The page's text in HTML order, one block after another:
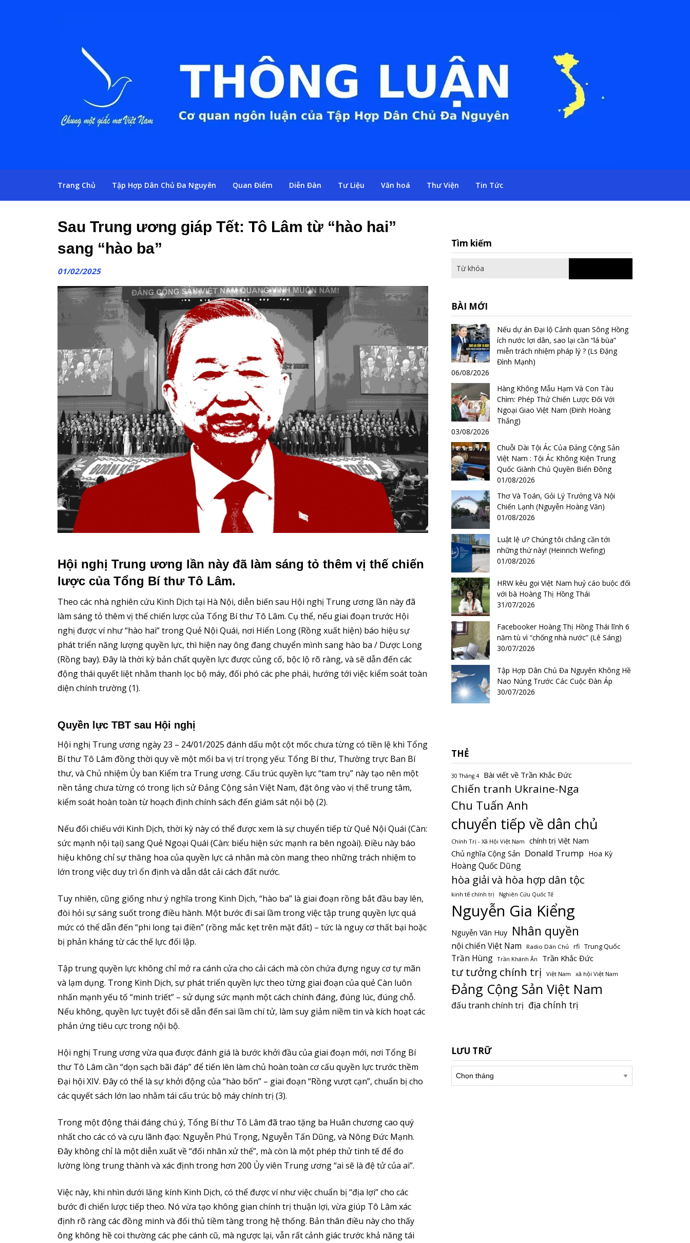
Trang Chủ Tập Hợp Dân Chủ Đa Nguyên Quan Điểm Diễn Đàn Tư Liệu Văn hoá Thư Viện Tin Tức
Sau Trung ương giáp Tết: Tô Lâm từ “hào hai”
sang “hào ba”
01/02/2025
Hội nghị Trung ương lần này đã làm sáng tỏ thêm vị thế chiến
lược của Tổng Bí thư Tô Lâm.
Theo các nhà nghiên cứu Kinh Dịch tại Hà Nội, diễn biến sau Hội nghị Trung ương lần này đã
làm sáng tỏ thêm vị thế chiến lược của Tổng Bí thư Tô Lâm. Cụ thể, nếu giai đoạn trước Hội
nghị được ví như “hào hai” trong Quẻ Nội Quái, nơi Hiển Long (Rồng xuất hiện) báo hiệu sự
phát triển năng lượng quyền lực, thì hiện nay ông đang chuyển mình sang hào ba / Dược Long
(Rồng bay). Đây là thời kỳ bản chất quyền lực được củng cố, bộc lộ rõ ràng, và sẽ dẫn đến các
động thái quyết liệt nhằm thanh lọc bộ máy, đối phó các phe phái, hướng tới việc kiểm soát toàn
diện chính trường (1).
Quyền lực TBT sau Hội nghị
Hội nghị Trung ương ngày 23 – 24/01/2025 đánh dấu một cột mốc chưa từng có tiền lệ khi Tổng
Bí thư Tô Lâm đồng thời quy về một mối ba vị trí trọng yếu: Tổng Bí thư, Thường trực Ban Bí
thư, và Chủ nhiệm Ủy ban Kiểm tra Trung ương. Cấu trúc quyền lực “tam trụ” này tạo nên một
nền tảng chưa từng có trong lịch sử Đảng Cộng sản Việt Nam, đặt ông vào vị thế trung tâm,
kiểm soát hoàn toàn từ hoạch định chính sách đến giám sát nội bộ (2).
Nếu đối chiếu với Kinh Dịch, thời kỳ này có thể được xem là sự chuyển tiếp từ Quẻ Nội Quái (Càn:
sức mạnh nội tại) sang Quẻ Ngoại Quái (Càn: biểu hiện sức mạnh ra bên ngoài). Điều này báo
hiệu không chỉ sự thăng hoa của quyền lực cá nhân mà còn mang theo những trách nhiệm to
lớn trong việc duy trì ổn định và dẫn dắt cải cách đất nước.
Tuy nhiên, cũng giống như ý nghĩa trong Kinh Dịch, “hào ba” là giai đoạn rồng bắt đầu bay lên,
đòi hỏi sự sáng suốt trong điều hành. Một bước đi sai lầm trong việc tập trung quyền lực quá
mức có thể dẫn đến “phi long tại điền” (rồng mắc kẹt trên mặt đất) – tức là nguy cơ thất bại hoặc
bị phản kháng từ các thế lực đối lập.
Tập trung quyền lực không chỉ mở ra cánh cửa cho cải cách mà còn chứa đựng nguy cơ tự mãn
và lạm dụng. Trong Kinh Dịch, sự phát triển quyền lực theo từng giai đoạn của quẻ Càn luôn
nhấn mạnh yếu tố “minh triết” – sử dụng sức mạnh một cách chính đáng, đúng lúc, đúng chỗ.
Nếu không, quyền lực tuyệt đối sẽ dẫn đến sai lầm chí tử, làm suy giảm niềm tin và kích hoạt các
phản ứng tiêu cực trong nội bộ.
Hội nghị Trung ương vừa qua được đánh giá là bước khởi đầu của giai đoạn mới, nơi Tổng Bí
thư Tô Lâm cần “dọn sạch bãi đáp” để tiến lên làm chủ hoàn toàn cơ cấu quyền lực trước thềm
Đại hội XIV. Đây có thể là sự khởi động của “hào bốn” – giai đoạn “Rồng vượt cạn”, chuẩn bị cho
các quyết sách lớn lao nhằm tái cấu trúc bộ máy chính trị (3).
Trong một động thái đáng chú ý, Tổng Bí thư Tô Lâm đã trao tặng ba Huân chương cao quý
nhất cho các có và cựu lãnh đạo: Nguyễn Phú Trọng, Nguyễn Tấn Dũng, và Nông Đức Mạnh.
Đây không chỉ là một diễn xuất về “đối nhân xử thế”, mà còn là một phép thử tinh tế để đo
lường lòng trung thành và xác định trong hơn 200 Ủy viên Trung ương “ai sẽ là đệ tử của ai”.
Việc này, khi nhìn dưới lăng kính Kinh Dịch, có thể được ví như việc chuẩn bị “địa lợi” cho các
bước đi chiến lược tiếp theo. Nó vừa tạo không gian chính trị thuận lợi, vừa giúp Tô Lâm xác
định rõ ràng các đồng minh và đối thủ tiềm tàng trong hệ thống. Bản thân điều này cho thấy
ông không hề coi thường các phe cánh cũ, mà ngược lại, vẫn rất cảnh giác trước khả năng tái
Tìm kiếm
for:
BÀI MỚI
Nếu dự án Đại lộ Cảnh quan Sông Hồng
ích nước lợi dân, sao lại cần “lá bùa”
miễn trách nhiệm pháp lý ? (Ls Đặng
Đình Mạnh)
06/08/2026
Hàng Không Mẫu Hạm Và Con Tàu
Chìm: Phép Thử Chiến Lược Đối Với
Ngoại Giao Việt Nam (Đinh Hoàng
Thắng)
03/08/2026
Chuỗi Dài Tội Ác Của Đảng Cộng Sản
Việt Nam : Tội Ác Không Kiện Trung
Quốc Giành Chủ Quyền Biển Đông
01/08/2026
Thơ Và Toán, Gỏi Lý Trưởng Và Nội
Chiến Lạnh (Nguyễn Hoàng Văn)
01/08/2026
Luật lệ ư? Chúng tôi chẳng cần tới
những thứ này! (Heinrich Wefing)
01/08/2026
HRW kêu gọi Việt Nam huỷ cáo buộc đối
với bà Hoàng Thị Hồng Thái
31/07/2026
Facebooker Hoàng Thị Hồng Thái lĩnh 6
năm tù vì “chống nhà nước” (Lê Sáng)
30/07/2026
Tập Hợp Dân Chủ Đa Nguyên Không Hề
Nao Núng Trước Các Cuộc Đàn Áp
30/07/2026
THẺ
30 Tháng 4 Bài viết về Trần Khắc Đức
Chiến tranh Ukraine-Nga
Chu Tuấn Anh
chuyển tiếp về dân chủ
Chính Trị - Xã Hội Việt Nam chính trị Việt Nam
Chủ nghĩa Cộng Sản Donald Trump Hoa Kỳ
Hoàng Quốc Dũng
hòa giải và hòa hợp dân tộc
kinh tế chính trị Nghiên Cứu Quốc Tế
Nguyễn Gia Kiểng
Nguyễn Văn Huy Nhân quyền
nội chiến Việt Nam Radio Dân Chủ rfi Trung Quốc
Trần Hùng Trần Khánh Ân Trần Khắc Đức
tư tưởng chính trị Việt Nam xã hội Việt Nam
Đảng Cộng Sản Việt Nam
đấu tranh chính trị địa chính trị
LƯU TRỮ
Lưu
trữ